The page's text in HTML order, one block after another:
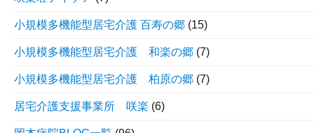
小規模多機能型居宅介護 百寿の郷 (15)
小規模多機能型居宅介護 和楽の郷 (7)
小規模多機能型居宅介護 柏原の郷 (7)
居宅介護支援事業所 咲楽 (6)